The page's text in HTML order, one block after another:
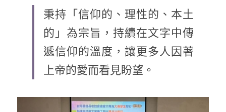
台灣教會人物檔案
乘著夢想去旅行
成長部落格
奉獻支持
秉持「信仰的、理性的、本土
的」為宗旨，持續在文字中傳
遞信仰的溫度，讓更多人因著
上帝的愛而看見盼望。